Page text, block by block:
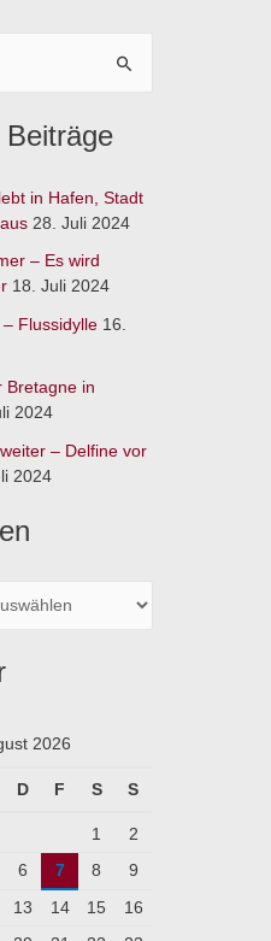
Beiträge
in Hafen, Stadt
28. Juli 2024
– Es wird
18. Juli 2024
– Flussidylle 16.
Bretagne in
2024
– Delfine vor
2024
2026
D F S S
1
2
6 7 8
9
13 14 15
16